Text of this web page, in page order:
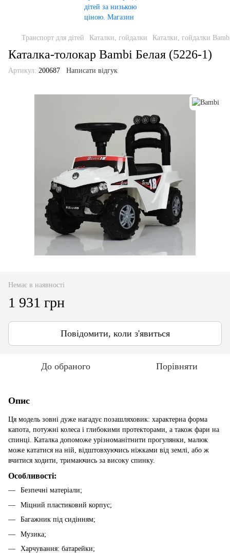
Транспорт для дітей Каталки, гойдалки Каталки, гойдалки
Каталка-толокар Bambi Белая (5226-1)
Артикул: 200687 Написати відгук
Немає в наявності
1 931 грн
Повідомити, коли з'явиться
До обраного Порівняти
Опис
Ця модель зовні дуже нагадує позашляховик: характерна форма
капота, потужні колеса і глибокими протекторами, а також фари на
спинці. Каталка допоможе урізноманітнити прогулянки, малюк
може кататися на ній, відштовхуючись ніжками від землі, або ж
вчитися ходити, тримаючись за високу спинку.
Особливості:
Безпечні матеріали;
Міцний пластиковий корпус;
Багажник під сидінням;
Музика;
Харчування: батарейки;